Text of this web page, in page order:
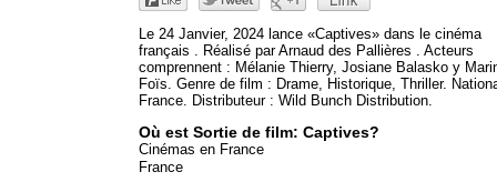
Le 24 Janvier, 2024 lance «Captives» dans le cinéma
français . Réalisé par Arnaud des Pallières . Acteurs
comprennent : Mélanie Thierry, Josiane Balasko y
Foïs. Genre de film : Drame, Historique, Thriller.
France. Distributeur : Wild Bunch Distribution.
Où est Sortie de film: Captives?
Cinémas en France
France